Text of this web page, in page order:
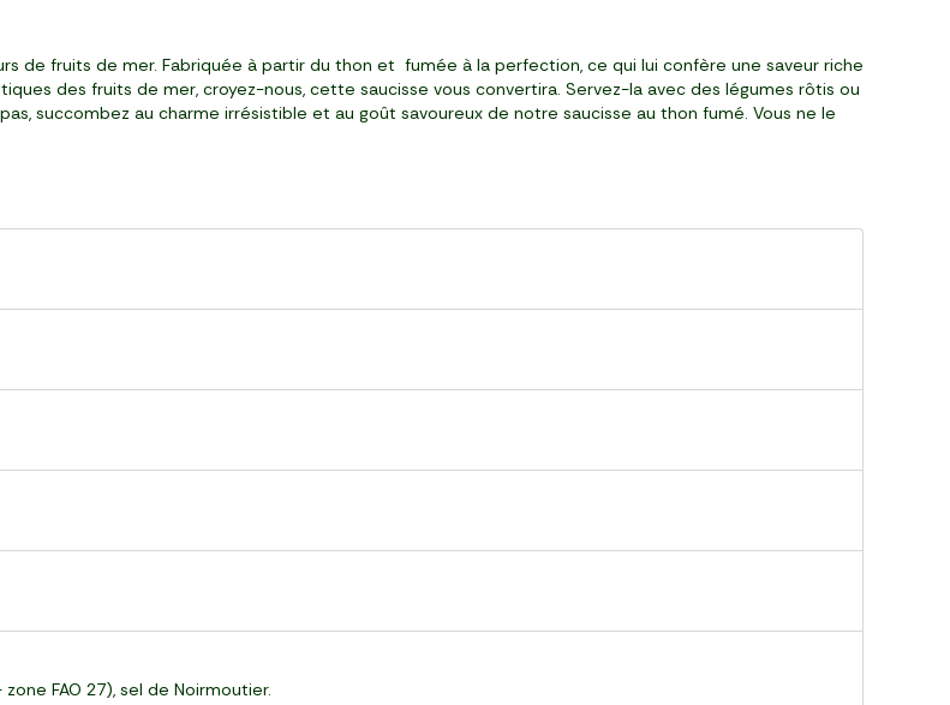
de fruits de mer. Fabriquée à partir du thon et fumée à la perfection, ce qui lui confère une saveur riche
des fruits de mer, croyez-nous, cette saucisse vous convertira. Servez-la avec des légumes rôtis ou
succombez au charme irrésistible et au goût savoureux de notre saucisse au thon fumé. Vous ne le
FAO 27), sel de Noirmoutier.